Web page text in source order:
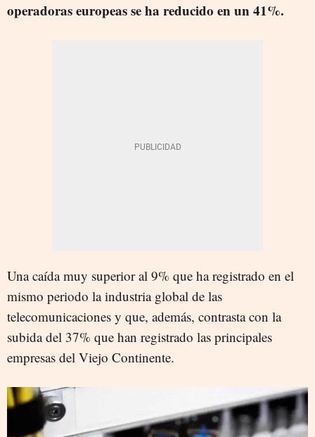
operadoras europeas se ha reducido en un 41%.
Una caída muy superior al 9% que ha registrado en el
mismo periodo la industria global de las
telecomunicaciones y que, además, contrasta con la
subida del 37% que han registrado las principales
empresas del Viejo Continente.